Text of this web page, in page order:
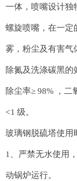
一体，喷嘴设计
螺旋喷嘴，在一定
雾，粉尘及有害气
除氮及洗涤碳黑的
除尘率≥ 98% ，二
<1 级。
玻璃钢脱硫塔使用
1、严禁无水使用
动锅炉运行。